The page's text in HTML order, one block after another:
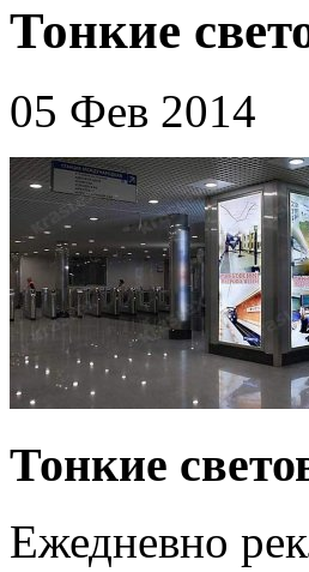
Тонкие
05 Фев 2014
Тонкие
Ежедневно